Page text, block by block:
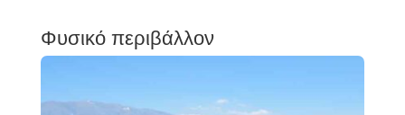
Φυσικό περιβάλλον